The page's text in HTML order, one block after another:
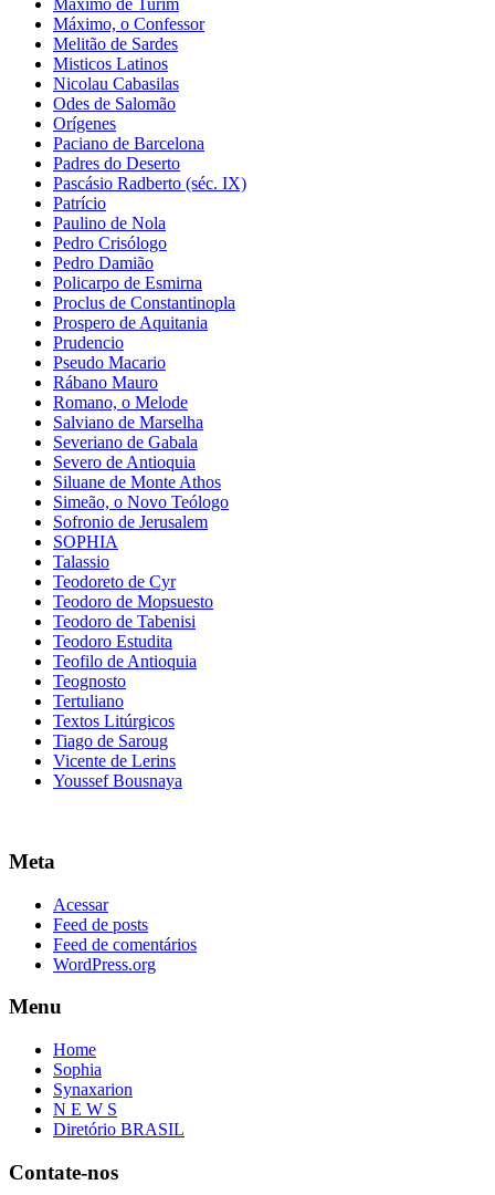
Máximo de Turim
Máximo, o Confessor
Melitão de Sardes
Misticos Latinos
Nicolau Cabasilas
Odes de Salomão
Orígenes
Paciano de Barcelona
Padres do Deserto
Pascásio Radberto (séc. IX)
Patrício
Paulino de Nola
Pedro Crisólogo
Pedro Damião
Policarpo de Esmirna
Proclus de Constantinopla
Prospero de Aquitania
Prudencio
Pseudo Macario
Rábano Mauro
Romano, o Melode
Salviano de Marselha
Severiano de Gabala
Severo de Antioquia
Siluane de Monte Athos
Simeão, o Novo Teólogo
Sofronio de Jerusalem
SOPHIA
Talassio
Teodoreto de Cyr
Teodoro de Mopsuesto
Teodoro de Tabenisi
Teodoro Estudita
Teofilo de Antioquia
Teognosto
Tertuliano
Textos Litúrgicos
Tiago de Saroug
Vicente de Lerins
Youssef Bousnaya
Meta
Acessar
Feed de posts
Feed de comentários
WordPress.org
Menu
Home
Sophia
Synaxarion
N E W S
Diretório BRASIL
Contate-nos